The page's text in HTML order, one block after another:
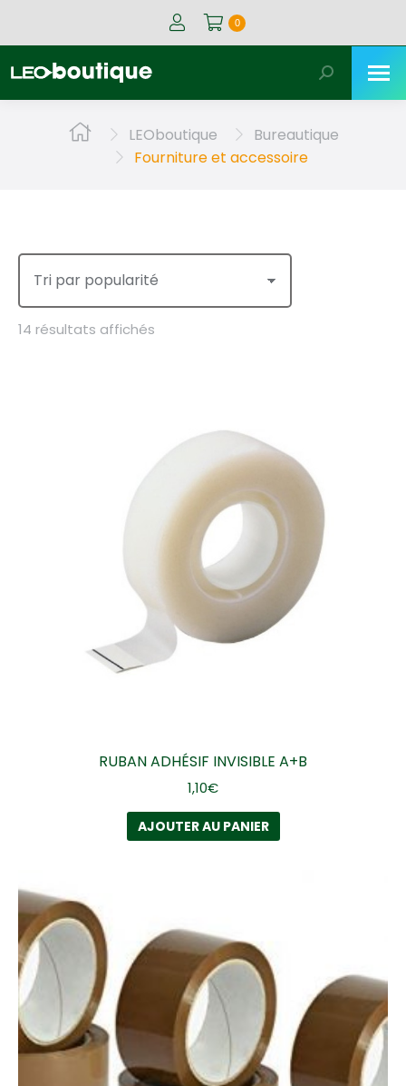
0
Recherche
:
Vous êtes ici :
LEOboutique
Bureautique
Fourniture et accessoire
14 résultats affichés
RUBAN ADHÉSIF INVISIBLE A+B
1,10€
AJOUTER AU PANIER